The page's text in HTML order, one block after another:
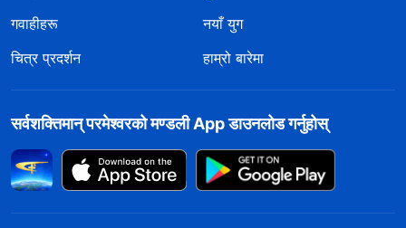
गवाहीहरू
नयाँ युग
चित्र प्रदर्शन
हाम्रो बारेमा
सर्वशक्तिमान्‌ परमेश्‍वरको मण्डली App डाउनलोड गर्नुहोस्